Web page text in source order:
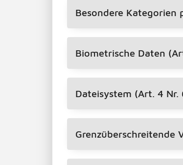
Besondere Kategorien
Biometrische Daten
Dateisystem (Art. 4 Nr.
Grenzüberschreitende